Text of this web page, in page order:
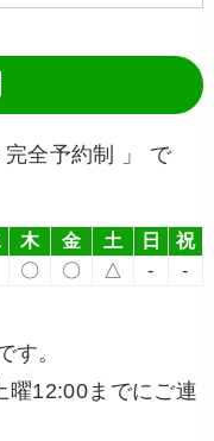
全予約制 」 で
木 金 土 日
祝
〇 〇 △ - -
す。
曜12:00までにご連